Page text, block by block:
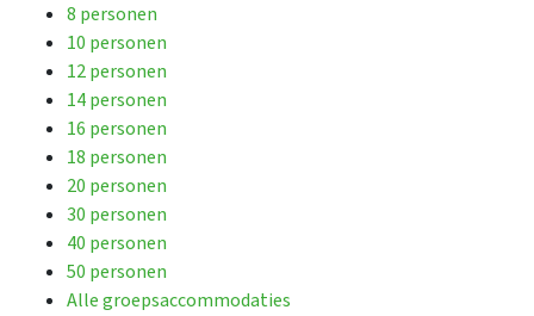
8 personen
10 personen
12 personen
14 personen
16 personen
18 personen
20 personen
30 personen
40 personen
50 personen
Alle groepsaccommodaties